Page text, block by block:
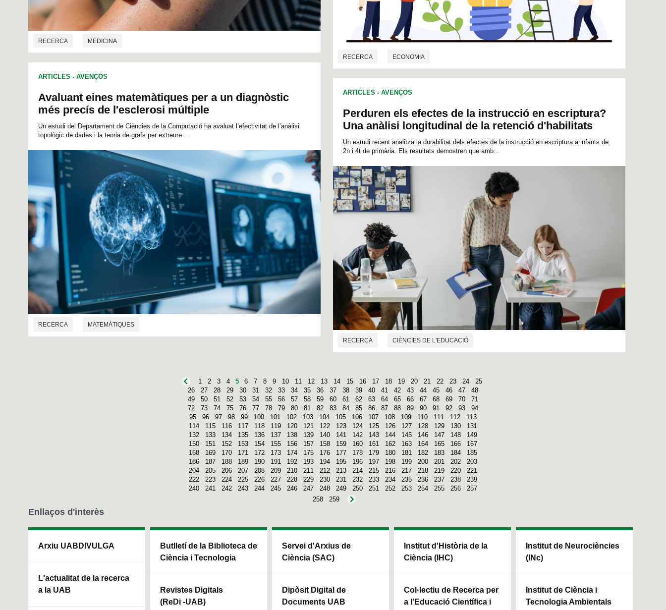
RECERCA MEDICINA
ARTICLES - AVENÇOS
Avaluant eines matemàtiques per a un diagnòstic
més precís de l'esclerosi múltiple
Un estudi del Departament de Ciències de la Computació ha avaluat l’efectivitat de l’anàlisi
topològic de dades i la teoria de grafs per extreure...
RECERCA MATEMÀTIQUES
RECERCA ECONOMIA
ARTICLES - AVENÇOS
Perduren els efectes de la instrucció en escriptura?
Una anàlisi longitudinal de la retenció d'habilitats
Un estudi recent analitza la durabilitat dels efectes de la instrucció en escriptura a infants de
2n i 4t de primària. Els resultats demostren que amb...
RECERCA CIÈNCIES DE L'EDUCACIÓ
1 2 3 4 5 6 7 8 9 10 11 12 13 14 15 16 17 18 19 20 21 22 23 24
25
26
27 28 29 30 31 32 33 34 35 36 37 38 39 40 41 42 43 44 45 46 47
48
49
50 51 52 53 54 55 56 57 58 59 60 61 62 63 64 65 66 67 68 69 70
71
72
73 74 75 76 77 78 79 80 81 82 83 84 85 86 87 88 89 90 91 92 93
94
95
96 97 98 99 100 101 102 103 104 105 106 107 108 109 110 111 112
113
114
115 116 117 118 119 120 121 122 123 124 125 126 127 128 129 130
131
132
133 134 135 136 137 138 139 140 141 142 143 144 145 146 147 148
149
150
151 152 153 154 155 156 157 158 159 160 161 162 163 164 165 166
167
168
169 170 171 172 173 174 175 176 177 178 179 180 181 182 183 184
185
186
187 188 189 190 191 192 193 194 195 196 197 198 199 200 201 202
203
204
205 206 207 208 209 210 211 212 213 214 215 216 217 218 219 220
221
222
223 224 225 226 227 228 229 230 231 232 233 234 235 236 237 238
239
240
241 242 243 244 245 246 247 248 249 250 251 252 253 254 255 256
257
258
259
Enllaços d'interès
Arxiu UABDIVULGA
L'actualitat de la recerca
a la UAB
Butlletí de la Biblioteca de
Ciència i Tecnologia
Revistes Digitals
(ReDi -UAB)
Servei d'Arxius de
Ciència (SAC)
Dipòsit Digital de
Documents UAB
Institut d'Història de la
Ciència (IHC)
Col·lectiu de Recerca per
a l'Educació Científica i
Institut de Neurociències
(INc)
Institut de Ciència i
Tecnologia Ambientals